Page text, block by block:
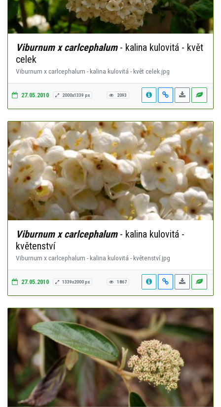
Viburnum x carlcephalum- kalina kulovitá - květ
celek
Viburnum x carlcephalum - kalina kulovitá - květ celek.jpg
27.05.2010 2000x1339 px 2093
Viburnum x carlcephalum- kalina kulovitá -
květenství
Viburnum x carlcephalum - kalina kulovitá - květenství.jpg
27.05.2010 1339x2000 px 1867